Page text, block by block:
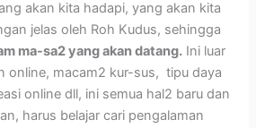
akan kita hadapi, yang akan kita
jelas oleh Roh Kudus, sehingga
ma-sa2 yang akan datang. Ini luar
online, macam2 kur-sus, tipu daya
online dll, ini semua hal2 baru dan
harus belajar cari pengalaman